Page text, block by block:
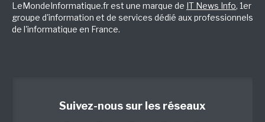
LeMondeInformatique.fr est une marque de IT News Info, 1er
groupe d'information et de services dédié aux professionnels
de l'informatique en France.
Suivez-nous sur les réseaux